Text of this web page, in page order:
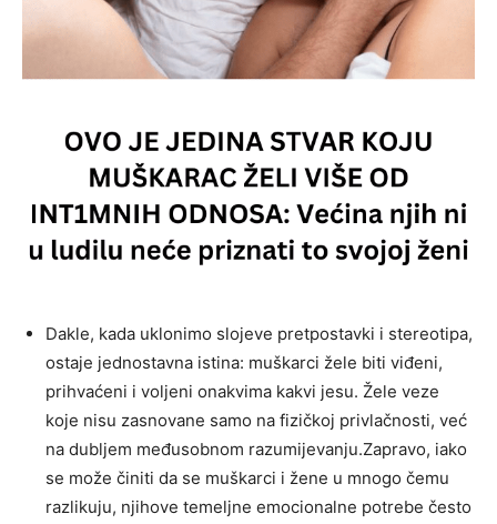
Dakle, kada uklonimo slojeve pretpostavki i stereotipa,
ostaje jednostavna istina: muškarci žele biti viđeni,
prihvaćeni i voljeni onakvima kakvi jesu. Žele veze
koje nisu zasnovane samo na fizičkoj privlačnosti, već
na dubljem međusobnom razumijevanju.Zapravo, iako
se može činiti da se muškarci i žene u mnogo čemu
razlikuju, njihove temeljne emocionalne potrebe često